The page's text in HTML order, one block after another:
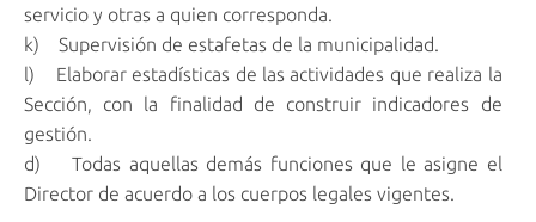
servicio y otras a quien corresponda.
k) Supervisión de estafetas de la municipalidad.
l) Elaborar estadísticas de las actividades que realiza la
Sección, con la finalidad de construir indicadores de
gestión.
d) Todas aquellas demás funciones que le asigne el
Director de acuerdo a los cuerpos legales vigentes.